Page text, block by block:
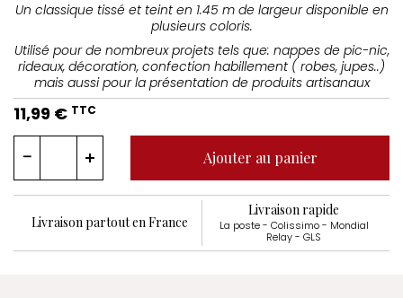
Un classique tissé et teint en 1.45 m de largeur disponible en
plusieurs coloris.
Utilisé pour de nombreux projets tels que: nappes de pic-nic,
rideaux, décoration, confection habillement ( robes, jupes..)
mais aussi pour la présentation de produits artisanaux
11,99 € TTC
Ajouter au panier
Livraison partout en France
Livraison rapide
La poste - Colissimo - Mondial
Relay - GLS